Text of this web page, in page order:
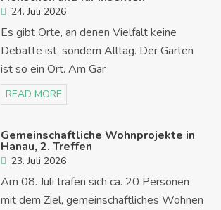
24. Juli 2026
Es gibt Orte, an denen Vielfalt keine
Debatte ist, sondern Alltag. Der Garten
ist so ein Ort. Am Gar
READ MORE
Gemeinschaftliche Wohnprojekte in
Hanau, 2. Treffen
23. Juli 2026
Am 08. Juli trafen sich ca. 20 Personen
mit dem Ziel, gemeinschaftliches Wohnen